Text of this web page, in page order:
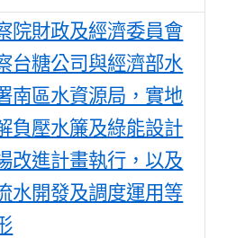
院財政及經濟委員會
台糖公司與經濟部水
南區水資源局，實地
負壓水簾及綠能設計
改進計畫執行，以及
水開發及調度運用等